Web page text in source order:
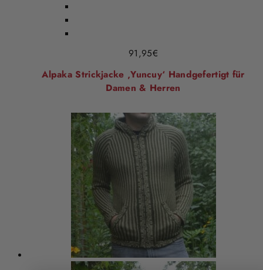
91,95€
Alpaka Strickjacke ‚Yuncuy‘ Handgefertigt für
Damen & Herren